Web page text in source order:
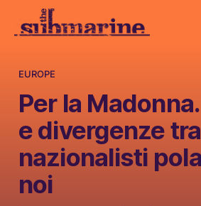
EUROPE
Per la
e divergenze
nazionalisti
noi